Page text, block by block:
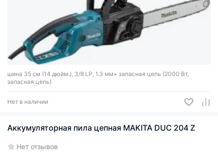
шина 35 см (14 дюйм.), 3/8 LP, 1.3 мм+ запасная цепь (2000 Вт,
запасная цепь)
Нет в наличии
Аккумуляторная пила цепная MAKITA DUC 204 Z
Нет отзывов